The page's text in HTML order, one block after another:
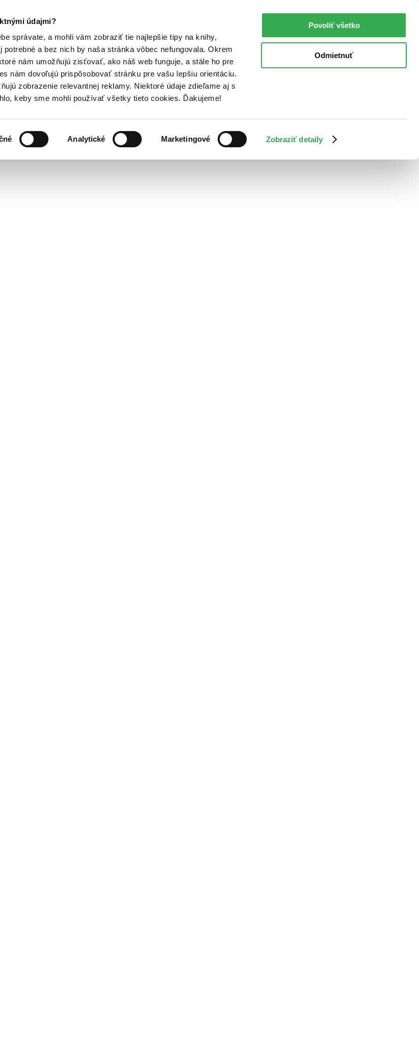
údajmi?
správate, a mohli vám zobraziť tie najlepšie tipy na knihy,
a bez nich by naša stránka vôbec nefungovala. Okrem
nám umožňujú zisťovať, ako náš web funguje, a stále ho pre
nám dovoľujú prispôsobovať stránku pre vašu lepšiu orientáciu.
zobrazenie relevantnej reklamy. Niektoré údaje zdieľame aj s
keby sme mohli používať všetky tieto cookies. Ďakujeme!
Analytické Marketingové Zobraziť detaily
Povoliť všetko
Odmietnuť